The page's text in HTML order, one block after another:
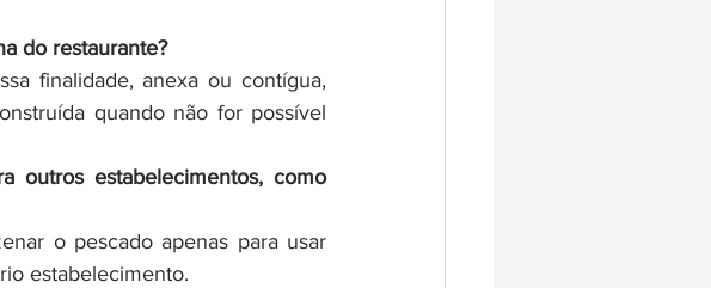
do restaurante?
finalidade, anexa ou contígua,
quando não for possível
outros estabelecimentos, como
o pescado apenas para usar
estabelecimento.